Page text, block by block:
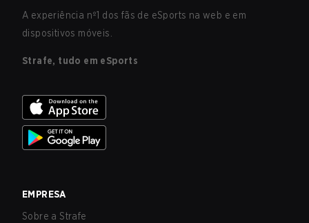
A experiência nº1 dos fãs de eSports na web e em
dispositivos móveis.
Strafe, tudo em eSports
EMPRESA
Sobre a Strafe